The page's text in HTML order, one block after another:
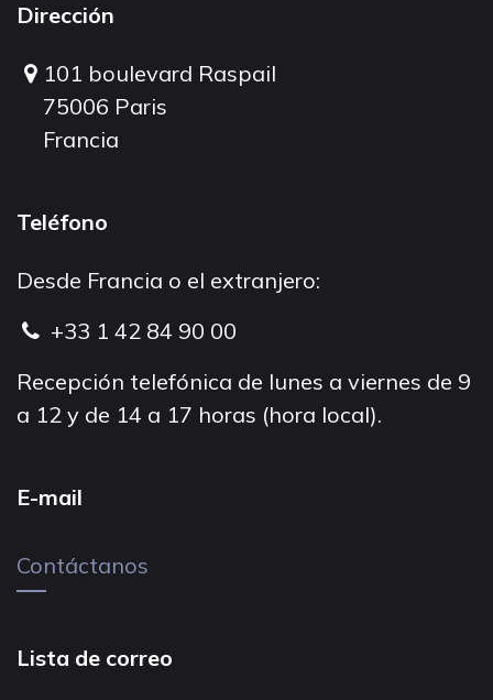
Dirección
101 boulevard Raspail
75006 Paris
Francia
Teléfono
Desde Francia o el extranjero:
+33 1 42 84 90 00
Recepción telefónica de lunes a viernes de 9
a 12 y de 14 a 17 horas (hora local).
E-mail
Contáctanos
Lista de correo